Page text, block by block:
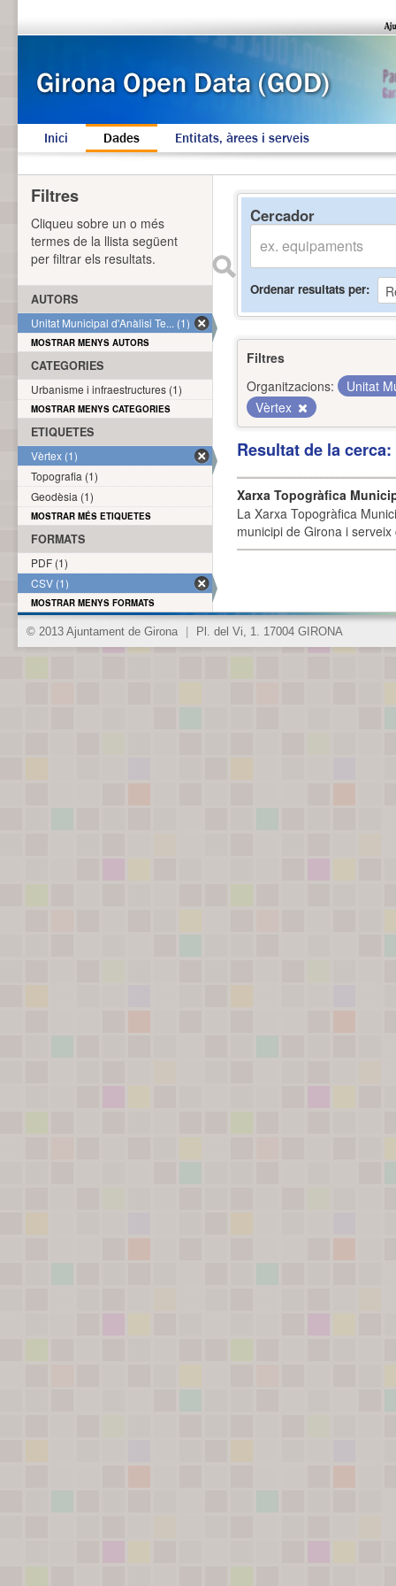
Inici Dades Entitats, àrees i serveis
Cercador
Ordenar resultats per
Filtres
Organitzacions:
Unitat
Vèrtex
Resultat de la
Xarxa Topogràfica
La Xarxa Topogràfica
municipi de Girona i
Filtres
Cliqueu sobre un o més
termes de la llista següent
per filtrar els resultats.
AUTORS
Unitat Municipal d'Anàlisi Te... (1)
MOSTRAR MENYS AUTORS
CATEGORIES
Urbanisme i infraestructures (1)
MOSTRAR MENYS CATEGORIES
ETIQUETES
Vèrtex (1)
Topografia (1)
Geodèsia (1)
MOSTRAR MÉS ETIQUETES
FORMATS
PDF (1)
CSV (1)
MOSTRAR MENYS FORMATS
© 2013 Ajuntament de Girona Pl. del Vi, 1. 17004 GIRONA